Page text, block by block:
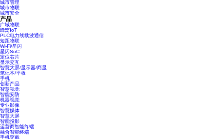
城市管理
城市物联
城市安全
产品
广域物联
蜂窝IoT
PLC电力线载波通信
短距物联
Wi-Fi/星闪
星闪SoC
定位芯片
显示交互
智慧大屏/显示器/商显
笔记本/平板
手机
创新产品
智慧视觉
智能安防
机器视觉
专业影像
智慧媒体
智慧大屏
智能投影
运营商智能终端
融合智能终端
手机穿戴